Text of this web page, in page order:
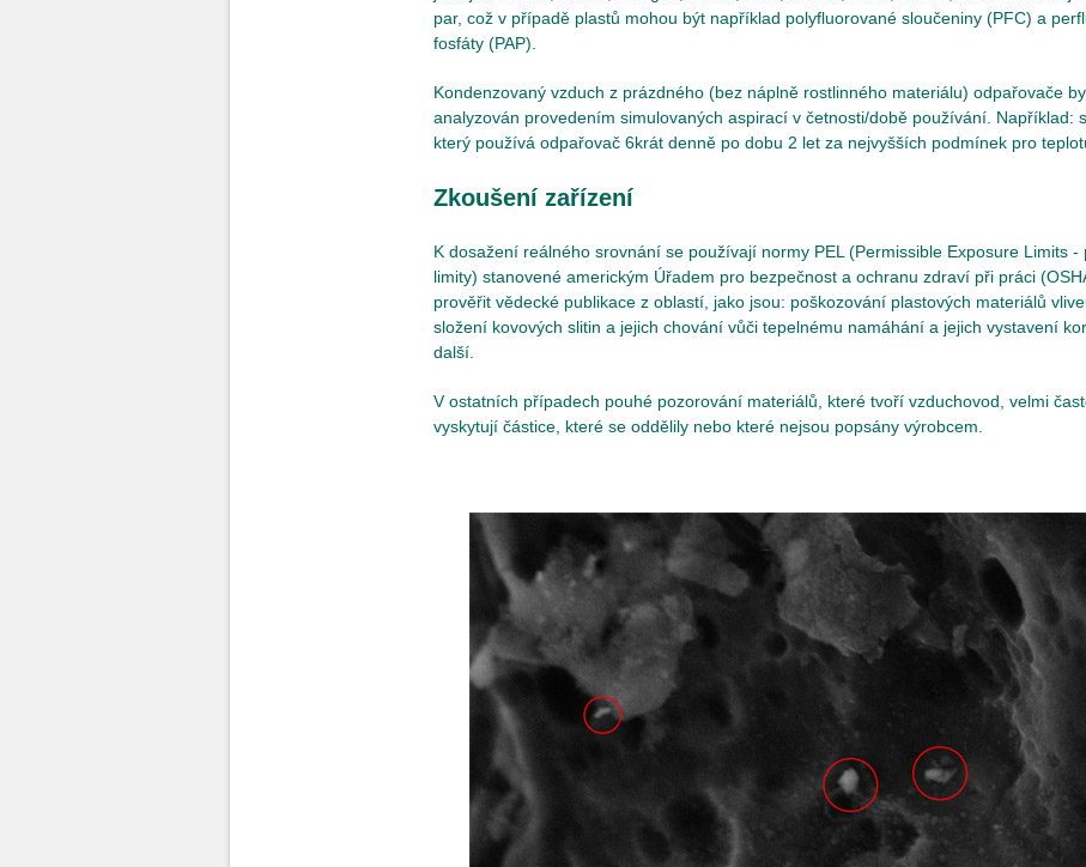
par, což v případě plastů mohou být například polyfluorované sloučeniny (PFC) a
fosfáty (PAP).
Kondenzovaný vzduch z prázdného (bez náplně rostlinného materiálu) odpařovače
analyzován provedením simulovaných aspirací v četnosti/době používání. Například:
který používá odpařovač 6krát denně po dobu 2 let za nejvyšších podmínek pro
Zkoušení zařízení
K dosažení reálného srovnání se používají normy PEL (Permissible Exposure Limits
limity) stanovené americkým Úřadem pro bezpečnost a ochranu zdraví při práci
prověřit vědecké publikace z oblastí, jako jsou: poškozování plastových materiálů
složení kovových slitin a jejich chování vůči tepelnému namáhání a jejich vystavení
další.
V ostatních případech pouhé pozorování materiálů, které tvoří vzduchovod, velmi
vyskytují částice, které se oddělily nebo které nejsou popsány výrobcem.